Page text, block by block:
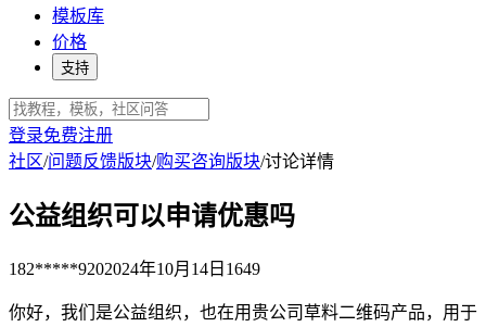
模板库
价格
支持
登录免费注册
社区/问题反馈版块/购买咨询版块/讨论详情
公益组织可以申请优惠吗
182*****9202024年10月14日 1649
你好，我们是公益组织，也在用贵公司草料二维码产品，用于